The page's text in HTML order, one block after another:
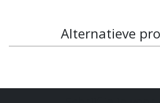
Alternatieve